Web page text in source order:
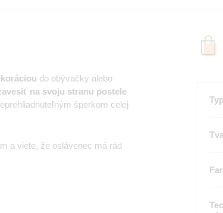
do obývačky alebo
na svoju stranu postele
šperkom celej
a viete, že oslávenec má rád